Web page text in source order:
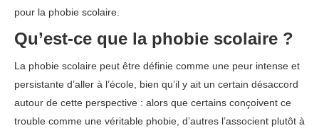
pour la phobie scolaire.
Qu’est-ce que la phobie scolaire ?
La phobie scolaire peut être définie comme une peur intense et
persistante d’aller à l’école, bien qu’il y ait un certain désaccord
autour de cette perspective : alors que certains conçoivent ce
trouble comme une véritable phobie, d’autres l’associent plutôt à